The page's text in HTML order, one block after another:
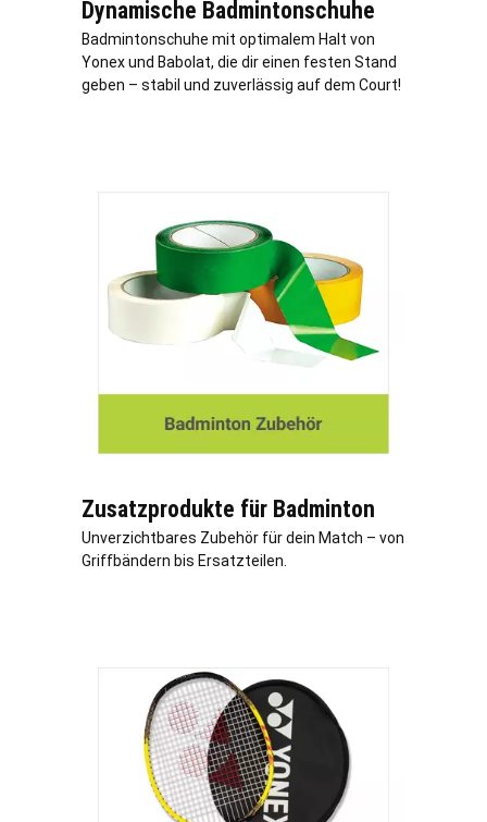
Dynamische Badmintonschuhe
Badmintonschuhe mit optimalem Halt von
Yonex und Babolat, die dir einen festen Stand
geben – stabil und zuverlässig auf dem Court!
Zusatzprodukte für Badminton
Unverzichtbares Zubehör für dein Match – von
Griffbändern bis Ersatzteilen.